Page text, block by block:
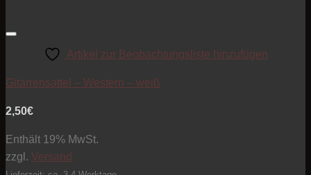
Artikel zur Beobachtungsliste hinzufügen
Gitarrensattel – Western – weiß
2,50€
Enthält 19% MwSt.
zzgl. Versand